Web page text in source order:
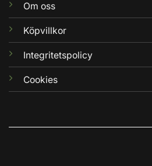
Om oss
Köpvillkor
Integritetspolicy
Cookies